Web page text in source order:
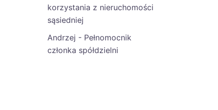
korzystania z nieruchomości
sąsiedniej
Andrzej - Pełnomocnik
członka spółdzielni